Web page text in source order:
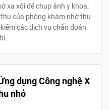
xa xôi để chụp ảnh y khoa;
của phòng khám nhờ thu
các dịch vụ chẩn đoán
dụng Công nghệ X
nhỏ